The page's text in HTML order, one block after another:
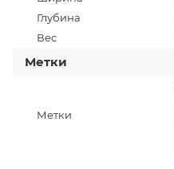
Глубина
Вес
Метки
Метки